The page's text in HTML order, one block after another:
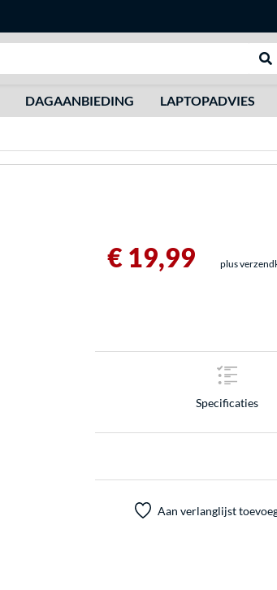
DAGAANBIEDING LAPTOPADVIES
€ 19,99 plus
Specificaties
Aan verlanglijst